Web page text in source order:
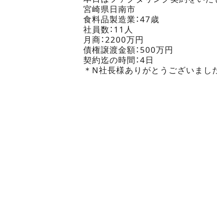
宮崎県日南市
食料品製造業：47歳
社員数：11人
月商：2200万円
債権譲渡金額：500万円
契約迄の時間：4日
＊N社長様ありがとうございまし